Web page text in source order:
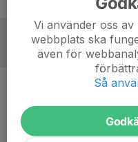
Referat
Vi använder oss
webbplats ska
även för
Så